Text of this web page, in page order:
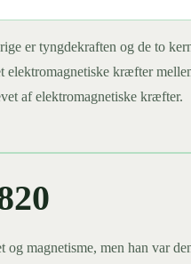
er tyngdekraften og de to
kræfter
af elektromagnetiske kræfter.
magnetisme, men han var